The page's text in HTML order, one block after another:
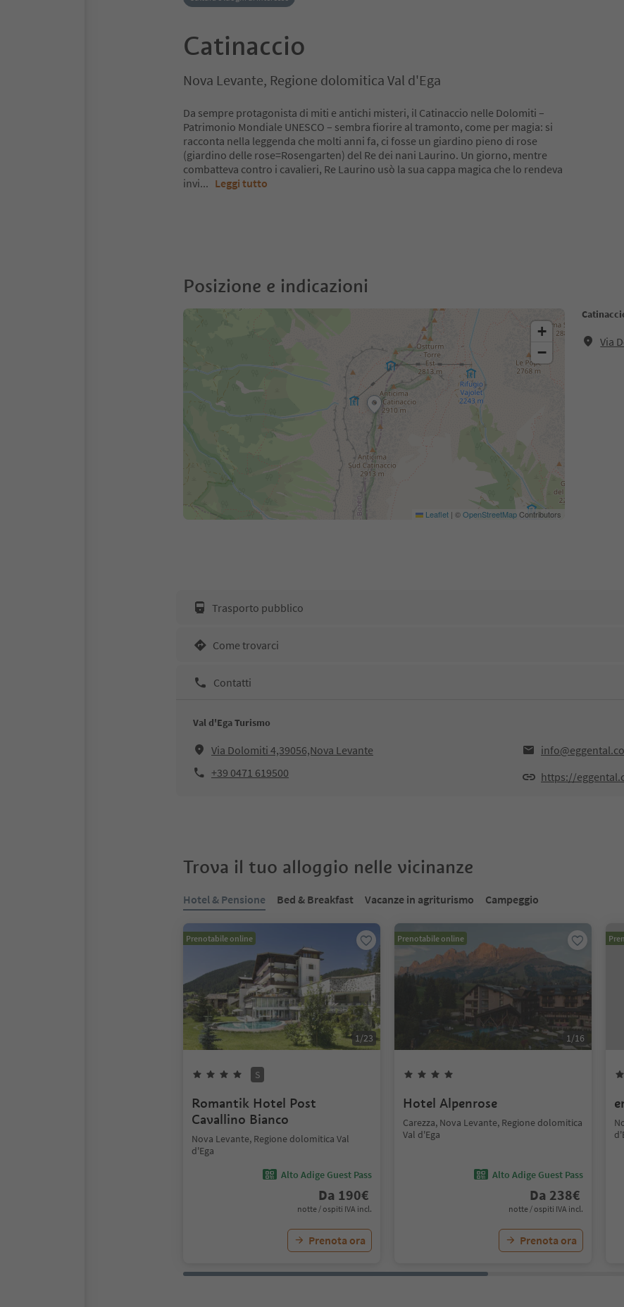
Catinaccio
Nova Levante, Regione dolomitica Val d'Ega
Da sempre protagonista di miti e antichi misteri, il Catinaccio nelle Dolomiti –
Patrimonio Mondiale UNESCO – sembra fiorire al tramonto, come per magia: si
racconta nella leggenda che molti anni fa, ci fosse un giardino pieno di rose
(giardino delle rose=Rosengarten) del Re dei nani Laurino. Un giorno, mentre
combatteva contro i cavalieri, Re Laurino usò la sua cappa magica che lo rendeva
invi... Leggi tutto
Posizione e indicazioni
Via
+
−
Leaflet | ©OpenStreetMapContributors
Trasporto pubblico
Come trovarci
Contatti
Val d'Ega Turismo
Via Dolomiti 4,39056,Nova Levante
+39 0471 619500
https://
Trova il tuo alloggio nelle vicinanze
Hotel & Pensione Bed & Breakfast Vacanze in agriturismo Campeggio
Prenotabile online
1/23
S
Romantik Hotel Post
Cavallino Bianco
Nova Levante, Regione dolomitica Val
d'Ega
Alto Adige Guest Pass
Da 190€
notte / ospiti IVA incl.
Prenota ora
Prenotabile online
1/16
Hotel Alpenrose
Carezza, Nova Levante, Regione dolomitica
Val d'Ega
Alto Adige Guest Pass
Da 238€
notte / ospiti IVA incl.
Prenota ora